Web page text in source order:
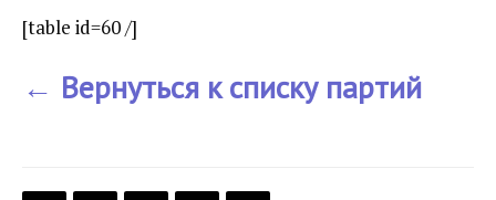
[table id=60 /]
← Вернуться к списку партий